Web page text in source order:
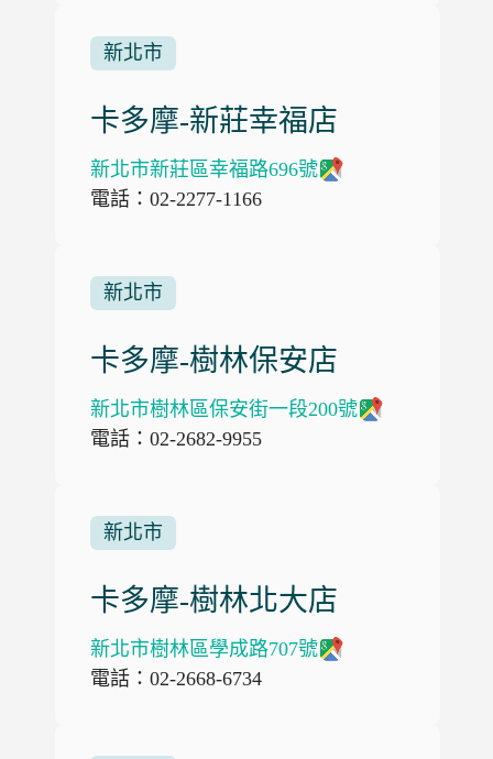
新北市
卡多摩-新莊幸福店
新北市新莊區幸福路696號
電話：02-2277-1166
新北市
卡多摩-樹林保安店
新北市樹林區保安街一段200號
電話：02-2682-9955
新北市
卡多摩-樹林北大店
新北市樹林區學成路707號
電話：02-2668-6734